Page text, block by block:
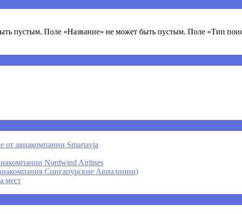
пустым. Поле «Название» не может быть пустым. Поле «Тип
авиакомпании Smartavia
Nordwind Airlines
Сингапурские Авиалинии)
мест